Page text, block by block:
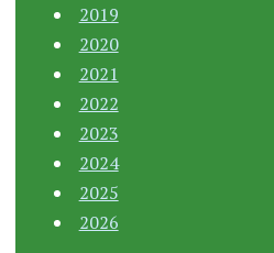
2019
2020
2021
2022
2023
2024
2025
2026